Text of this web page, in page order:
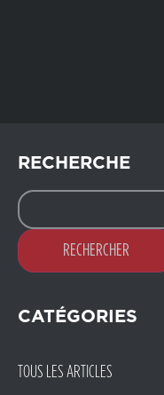
RECHERCHE
RECHERCHER
CATÉGORIES
TOUS LES ARTICLES